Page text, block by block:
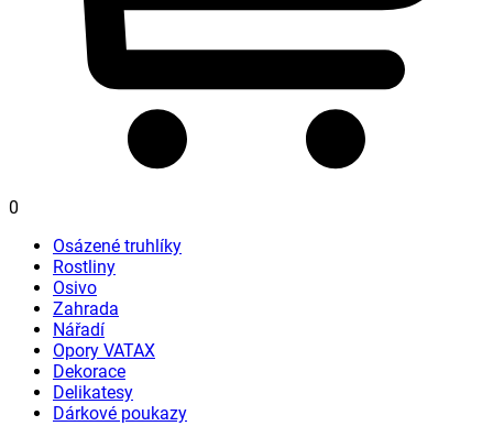
0
Osázené truhlíky
Rostliny
Osivo
Zahrada
Nářadí
Opory VATAX
Dekorace
Delikatesy
Dárkové poukazy